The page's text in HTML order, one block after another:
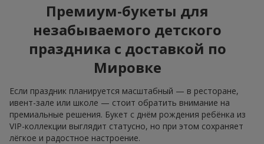
Премиум-букеты для
незабываемого детского
праздника с доставкой по
Мировке
Если праздник планируется масштабный — в ресторане,
ивент-зале или школе — стоит обратить внимание на
премиальные решения. Букет с днём рождения ребёнка из
VIP-коллекции выглядит статусно, но при этом сохраняет
лёгкое и радостное настроение.